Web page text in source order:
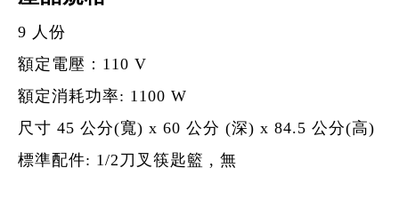
9 人份
額定電壓：110 V
額定消耗功率: 1100 W
尺寸 45 公分(寬) x 60 公分 (深) x 84.5 公分(高)
標準配件: 1/2刀叉筷匙籃 , 無